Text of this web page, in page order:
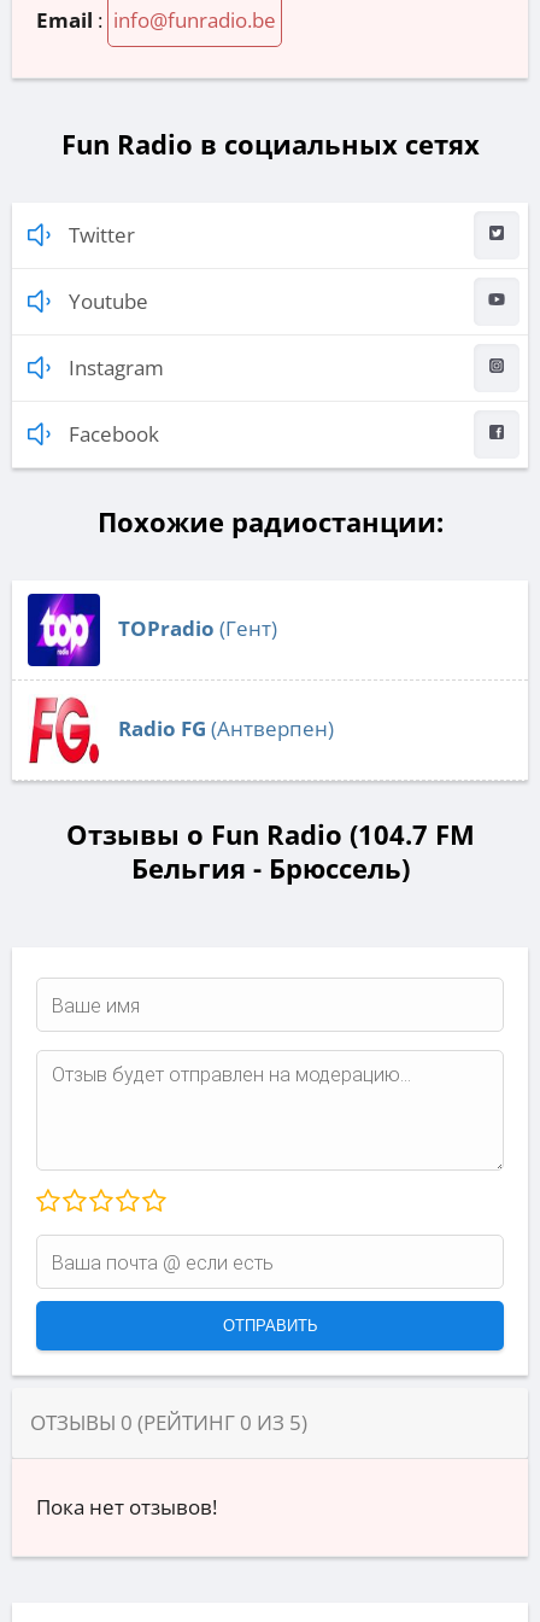
Email : info@funradio.be
Fun Radio в социальных сетях
Twitter
Youtube
Instagram
Facebook
Похожие радиостанции:
TOPradio (Гент)
Radio FG (Антверпен)
Отзывы о Fun Radio (104.7 FM
Бельгия - Брюссель)
ОТЗЫВЫ 0 (РЕЙТИНГ 0 ИЗ 5)
Пока нет отзывов!